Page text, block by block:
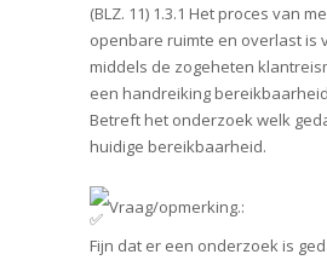
(BLZ. 11) 1.3.1 Het proces van
openbare ruimte en overlast is
middels de zogeheten
een handreiking
Betreft het onderzoek welk
huidige bereikbaarheid.
Vraag/opmerking.:
Fijn dat er een onderzoek is